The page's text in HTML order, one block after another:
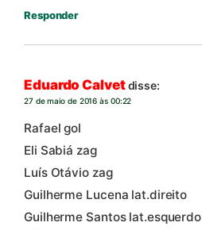
Responder
Eduardo Calvetdisse:
27 de maio de 2016 às 00:22
Rafael gol
Eli Sabiá zag
Luís Otávio zag
Guilherme Lucena lat.direito
Guilherme Santos lat.esquerdo